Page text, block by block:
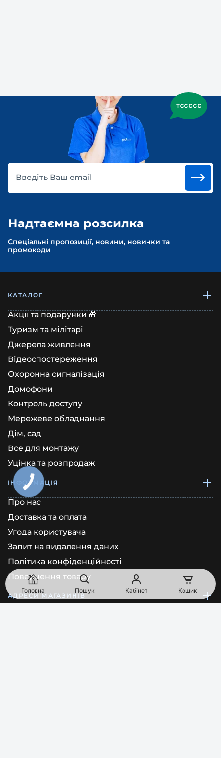
Введіть Ваш email
Надтаємна розсилка
Спеціальні пропозиції, новини, новинки та
промокоди
Головна Пошук Кабінет Кошик
КАТАЛОГ
Акції та подарунки 🎁
Туризм та мілітарі
Джерела живлення
Відеоспостереження
Охоронна сигналізація
Домофони
Контроль доступу
Мережеве обладнання
Дім, сад
Все для монтажу
Уцінка та розпродаж
ІНФОРМАЦІЯ
Про нас
Доставка та оплата
Угода користувача
Запит на видалення даних
Політика конфіденційності
Повернення товару
АДРЕСИ МАГАЗИНІВ
КНОПКА
ЗВ'ЯЗКУ